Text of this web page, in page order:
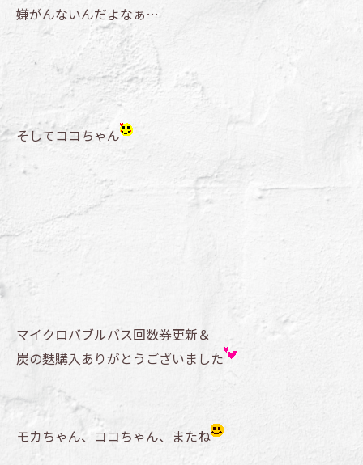
嫌がんないんだよなぁ…
そしてココちゃん
マイクロバブルバス回数券更新＆
炭の麩購入ありがとうございました
モカちゃん、ココちゃん、またね